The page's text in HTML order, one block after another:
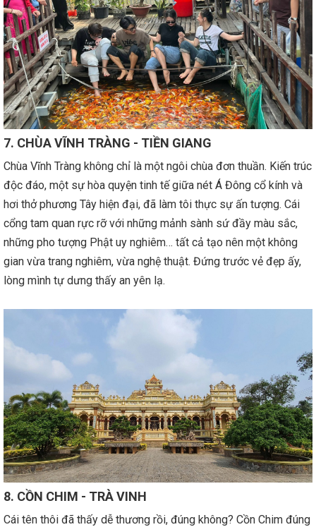
7. CHÙA VĨNH TRÀNG - TIỀN GIANG
Chùa Vĩnh Tràng không chỉ là một ngôi chùa đơn thuần. Kiến trúc
độc đáo, một sự hòa quyện tinh tế giữa nét Á Đông cổ kính và
hơi thở phương Tây hiện đại, đã làm tôi thực sự ấn tượng. Cái
cổng tam quan rực rỡ với những mảnh sành sứ đầy màu sắc,
những pho tượng Phật uy nghiêm… tất cả tạo nên một không
gian vừa trang nghiêm, vừa nghệ thuật. Đứng trước vẻ đẹp ấy,
lòng mình tự dưng thấy an yên lạ.
8. CỒN CHIM - TRÀ VINH
Cái tên thôi đã thấy dễ thương rồi, đúng không? Cồn Chim đúng